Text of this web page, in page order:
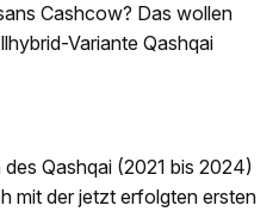
Cashcow? Das wollen
Variante Qashqai
Qashqai (2021 bis 2024)
mit der jetzt erfolgten ersten